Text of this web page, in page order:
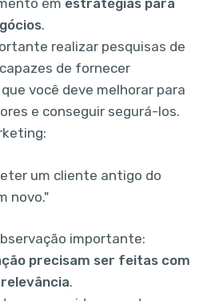
em estratégias para
.
realizar pesquisas de
de fornecer
você deve melhorar para
e conseguir segurá-los.
um cliente antigo do
novo."
importante:
precisam ser feitas com
.